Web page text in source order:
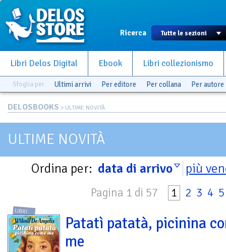
Ricerca
Libri Delos Digital Ebook Libri collezionismo
Sfoglia per Ultimi arrivi Per editore Per collana Per autore
DELOSBOOKS > ULTIME NOVITÀ
ULTIME NOVITÀ
Ordina per: data di arrivo più
Pagina 1 di 57 1 2 3 4 5
LIBRI
Patatì patatà, picinina
me